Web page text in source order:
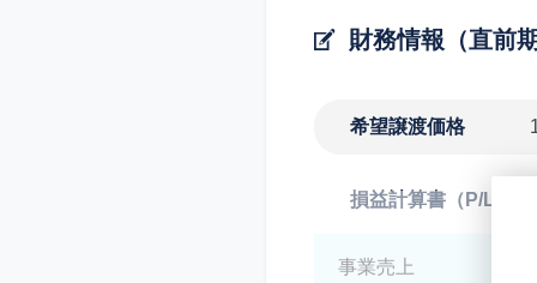
財務情報（直前
希望譲渡価格
損益計算書（P/L）
事業売上